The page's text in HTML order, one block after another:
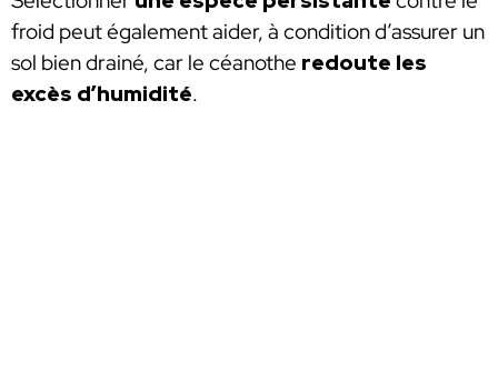
froid peut également aider, à condition d’assurer un
sol bien drainé, car le céanothe redoute les
excès d’humidité.